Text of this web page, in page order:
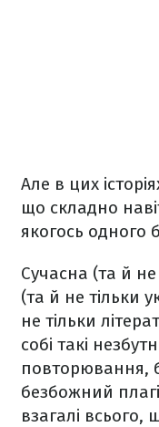
Але в цих
що складно
якогось одного
Сучасна (та й не
(та й не тільки
не тільки
собі такі
повторювання,
безбожний
взагалі